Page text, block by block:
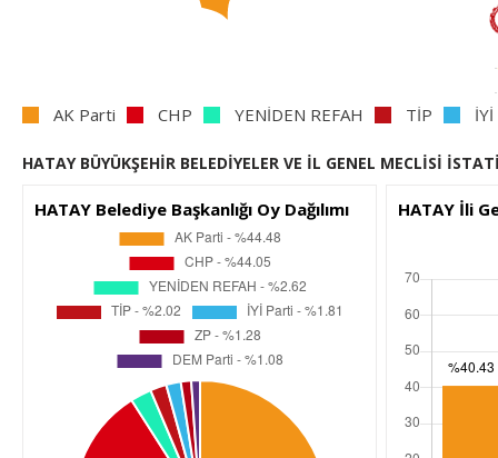
AK Parti CHP YENİDEN REFAH TİP
HATAY BÜYÜKŞEHİR BELEDİYELER VE İL GENEL MECLİSİ
HATAY Belediye Başkanlığı Oy Dağılımı HATAY İli